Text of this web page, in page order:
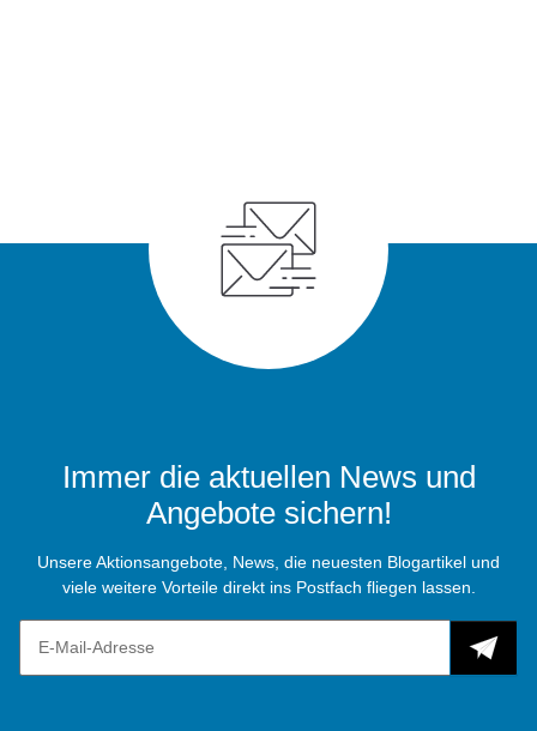
Immer die aktuellen News und
Angebote sichern!
Unsere Aktionsangebote, News, die neuesten Blogartikel und
viele weitere Vorteile direkt ins Postfach fliegen lassen.